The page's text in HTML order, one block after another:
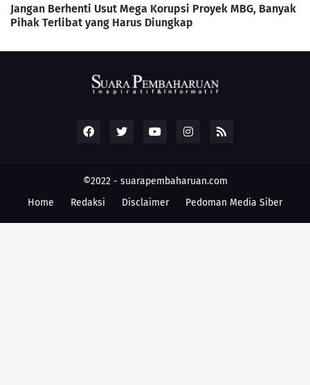
Jangan Berhenti Usut Mega Korupsi Proyek MBG, Banyak
Pihak Terlibat yang Harus Diungkap
©2022 - suarapembaharuan.com
Home
Redaksi Disclaimer Pedoman Media Siber